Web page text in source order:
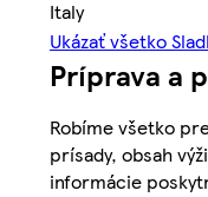
Italy
Ukázať všetko
Príprava a
Robíme všetko
prísady, obsah
informácie